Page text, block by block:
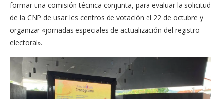
formar una comisión técnica conjunta, para evaluar la solicitud
de la CNP de usar los centros de votación el 22 de octubre y
organizar «jornadas especiales de actualización del registro
electoral».